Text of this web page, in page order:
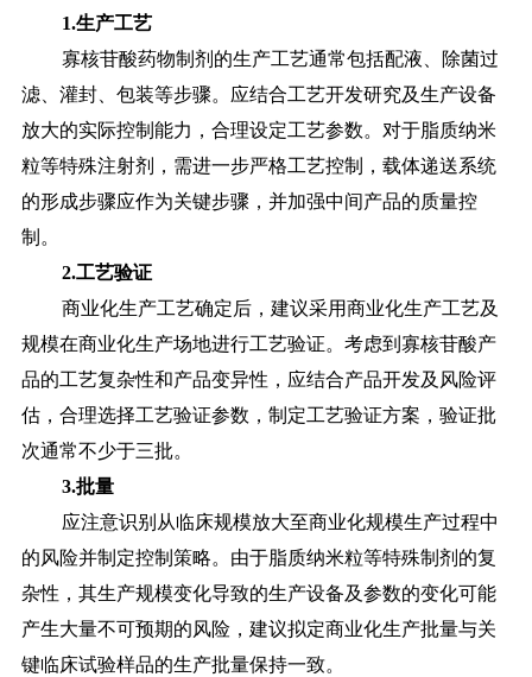
1.生产工艺
寡核苷酸药物制剂的生产工艺通常包括配液、除菌过
滤、灌封、包装等步骤。应结合工艺开发研究及生产设备
放大的实际控制能力，合理设定工艺参数。对于脂质纳米
粒等特殊注射剂，需进一步严格工艺控制，载体递送系统
的形成步骤应作为关键步骤，并加强中间产品的质量控
制。
2.工艺验证
商业化生产工艺确定后，建议采用商业化生产工艺及
规模在商业化生产场地进行工艺验证。考虑到寡核苷酸产
品的工艺复杂性和产品变异性，应结合产品开发及风险评
估，合理选择工艺验证参数，制定工艺验证方案，验证批
次通常不少于三批。
3.批量
应注意识别从临床规模放大至商业化规模生产过程中
的风险并制定控制策略。由于脂质纳米粒等特殊制剂的复
杂性，其生产规模变化导致的生产设备及参数的变化可能
产生大量不可预期的风险，建议拟定商业化生产批量与关
键临床试验样品的生产批量保持一致。